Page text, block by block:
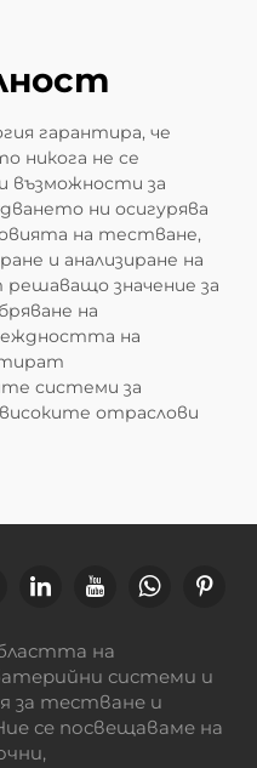
гарантира, че
никога не се
възможности за
ни осигурява
на тестване,
и анализиране на
значение за
на
на
системи за
високите отраслови
на
системи и
за тестване и
се посвещаваме на